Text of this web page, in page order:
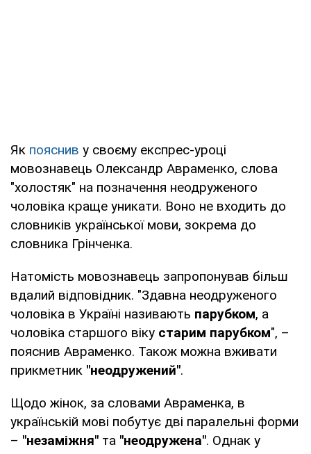
Як пояснив у своєму експрес-уроці
мовознавець Олександр Авраменко, слова
"холостяк" на позначення неодруженого
чоловіка краще уникати. Воно не входить до
словників української мови, зокрема до
словника Грінченка.
Натомість мовознавець запропонував більш
вдалий відповідник. "Здавна неодруженого
чоловіка в Україні називають парубком, а
чоловіка старшого віку старим парубком", –
пояснив Авраменко. Також можна вживати
прикметник "неодружений".
Щодо жінок, за словами Авраменка, в
українській мові побутує дві паралельні форми
– "незаміжня" та "неодружена". Однак у